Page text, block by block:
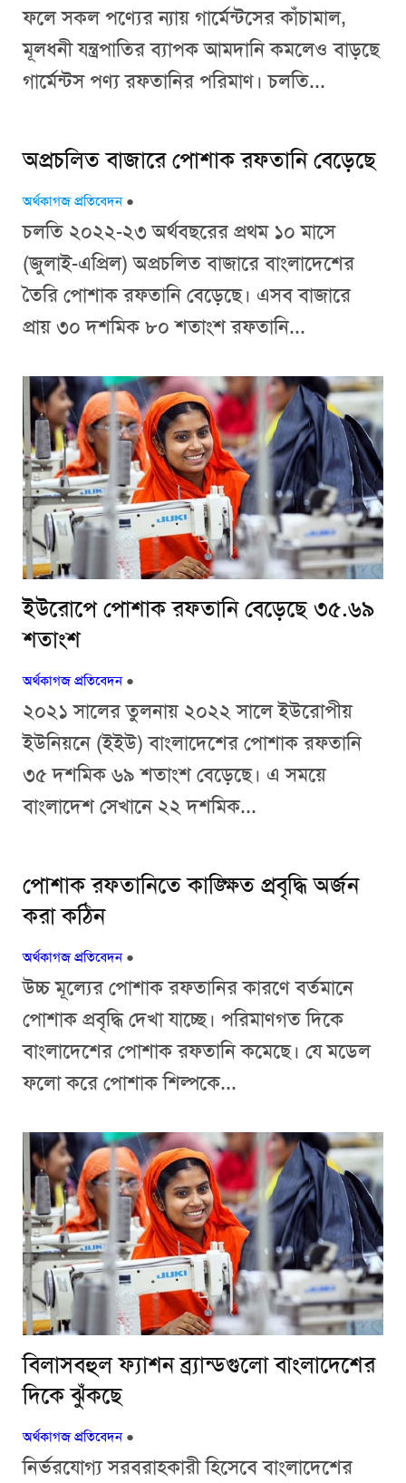
ফলে সকল পণ্যের ন্যায় গার্মেন্টসের কাঁচামাল,
মূলধনী যন্ত্রপাতির ব্যাপক আমদানি কমলেও বাড়ছে
গার্মেন্টস পণ্য রফতানির পরিমাণ। চলতি...
অপ্রচলিত বাজারে পোশাক রফতানি বেড়েছে
অর্থকাগজ প্রতিবেদন ●
চলতি ২০২২-২৩ অর্থবছরের প্রথম ১০ মাসে
(জুলাই-এপ্রিল) অপ্রচলিত বাজারে বাংলাদেশের
তৈরি পোশাক রফতানি বেড়েছে। এসব বাজারে
প্রায় ৩০ দশমিক ৮০ শতাংশ রফতানি...
ইউরোপে পোশাক রফতানি বেড়েছে ৩৫.৬৯
শতাংশ
অর্থকাগজ প্রতিবেদন●
২০২১ সালের তুলনায় ২০২২ সালে ইউরোপীয়
ইউনিয়নে (ইইউ) বাংলাদেশের পোশাক রফতানি
৩৫ দশমিক ৬৯ শতাংশ বেড়েছে। এ সময়ে
বাংলাদেশ সেখানে ২২ দশমিক...
পোশাক রফতানিতে কাঙ্ক্ষিত প্রবৃদ্ধি অর্জন
করা কঠিন
অর্থকাগজ প্রতিবেদন ●
উচ্চ মূল্যের পোশাক রফতানির কারণে বর্তমানে
পোশাক প্রবৃদ্ধি দেখা যাচ্ছে। পরিমাণগত দিকে
বাংলাদেশের পোশাক রফতানি কমেছে। যে মডেল
ফলো করে পোশাক শিল্পকে...
বিলাসবহুল ফ্যাশন ব্র্যান্ডগুলো বাংলাদেশের
দিকে ঝুঁকছে
অর্থকাগজ প্রতিবেদন ●
নির্ভরযোগ্য সরবরাহকারী হিসেবে বাংলাদেশের